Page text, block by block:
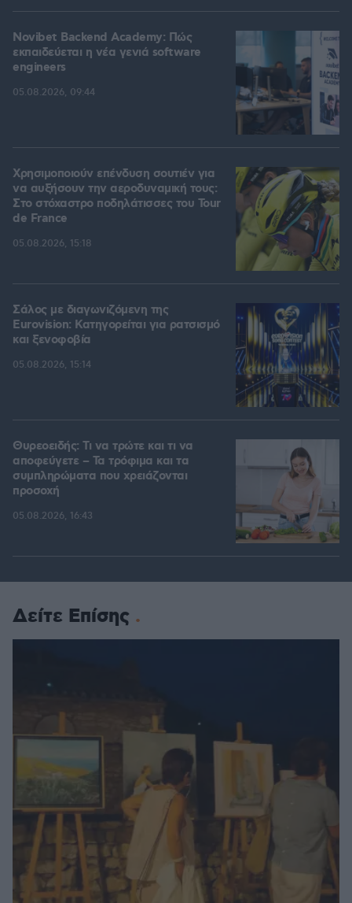
Novibet Backend Academy: Πώς
εκπαιδεύεται η νέα γενιά software
engineers
05.08.2026, 09:44
Χρησιμοποιούν επένδυση σουτιέν για
να αυξήσουν την αεροδυναμική τους:
Στο στόχαστρο ποδηλάτισσες του Tour
de France
05.08.2026, 15:18
Σάλος με διαγωνιζόμενη της
Eurovision: Κατηγορείται για ρατσισμό
και ξενοφοβία
05.08.2026, 15:14
Θυρεοειδής: Τι να τρώτε και τι να
αποφεύγετε – Τα τρόφιμα και τα
συμπληρώματα που χρειάζονται
προσοχή
05.08.2026, 16:43
Δείτε Επίσης